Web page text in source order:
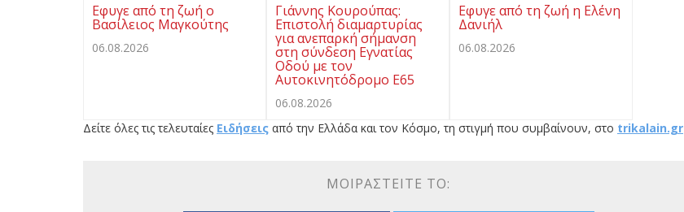
Eφυγε από τη ζωή ο
Βασίλειος Μαγκούτης
06.08.2026
Γιάννης Κουρούπας:
Επιστολή διαμαρτυρίας
για ανεπαρκή σήμανση
στη σύνδεση Εγνατίας
Οδού με τον
Αυτοκινητόδρομο Ε65
06.08.2026
Εφυγε από τη ζωή η Ελένη
Δανιήλ
06.08.2026
Δείτε όλες τις τελευταίες Ειδήσεις από την Ελλάδα και τον Κόσμο, τη στιγμή που συμβαίνουν, στο trikalain.gr
ΜΟΙΡΑΣΤΕΊΤΕ ΤΟ: